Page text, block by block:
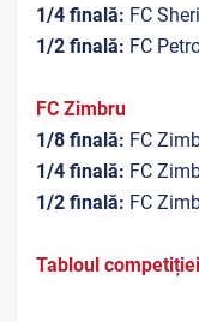
1/4 finală: FC
1/2 finală: FC
FC Zimbru
1/8 finală: FC
1/4 finală: FC
1/2 finală: FC
Tabloul